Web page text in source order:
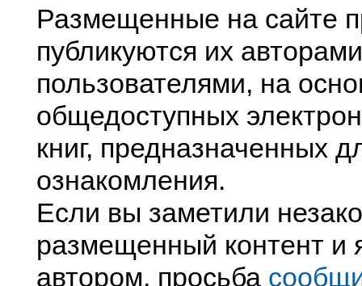
Размещенные на сайте
публикуются их
пользователями, на
общедоступных
книг, предназначенных
ознакомления.
Если вы заметили
размещенный контент и
автором, просьба